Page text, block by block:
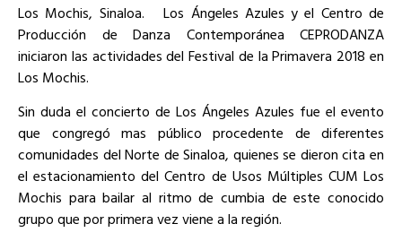
Los Mochis, Sinaloa. Los Ángeles Azules y el Centro de
Producción de Danza Contemporánea CEPRODANZA
iniciaron las actividades del Festival de la Primavera 2018 en
Los Mochis.
Sin duda el concierto de Los Ángeles Azules fue el evento
que congregó mas público procedente de diferentes
comunidades del Norte de Sinaloa, quienes se dieron cita en
el estacionamiento del Centro de Usos Múltiples CUM Los
Mochis para bailar al ritmo de cumbia de este conocido
grupo que por primera vez viene a la región.